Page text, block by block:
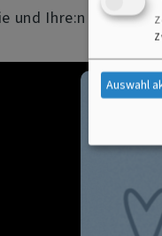
und Ihre:n Liebste:n!
Auswahl